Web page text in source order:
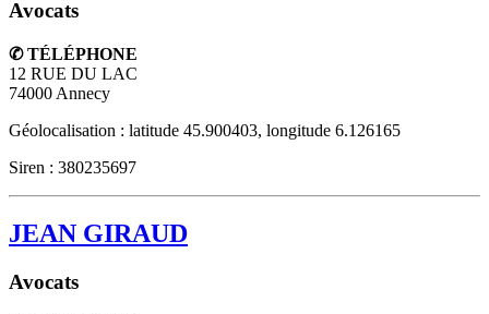
Avocats
✆ TÉLÉPHONE
12 RUE DU LAC
74000 Annecy
Géolocalisation : latitude 45.900403, longitude 6.126165
Siren : 380235697
JEAN GIRAUD
Avocats